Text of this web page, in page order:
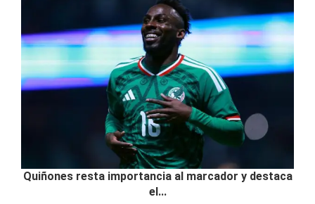
Quiñones resta importancia al marcador y destaca
el...